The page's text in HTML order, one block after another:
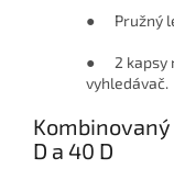
● Pružný
● 2 kapsy
vyhledávač.
D a 40 D